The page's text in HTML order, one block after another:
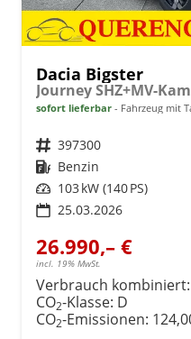
Dacia Bigster
Journey SHZ+MV-
sofort lieferbar Fahrzeug mit
Fahrzeugnr. 397300
Kraftstoff Benzin
Leistung 103 kW (140 PS)
25.03.2026
26.990,– €
incl. 19% MwSt.
Verbrauch kombiniert:
CO2-Klasse: D
CO2-Emissionen: